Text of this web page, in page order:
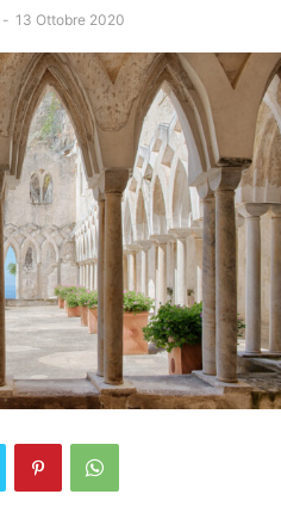
- 13 Ottobre 2020